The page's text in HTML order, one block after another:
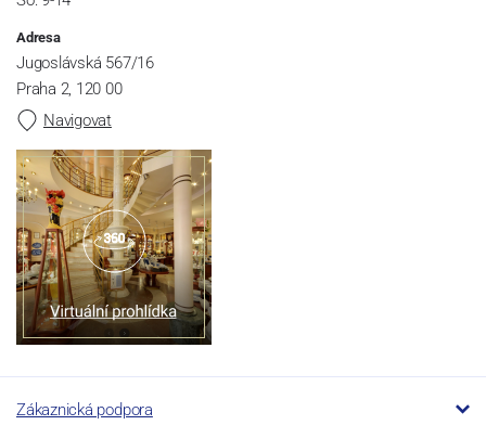
Adresa
Jugoslávská 567/16
Praha 2, 120 00
Navigovat
Zákaznická podpora